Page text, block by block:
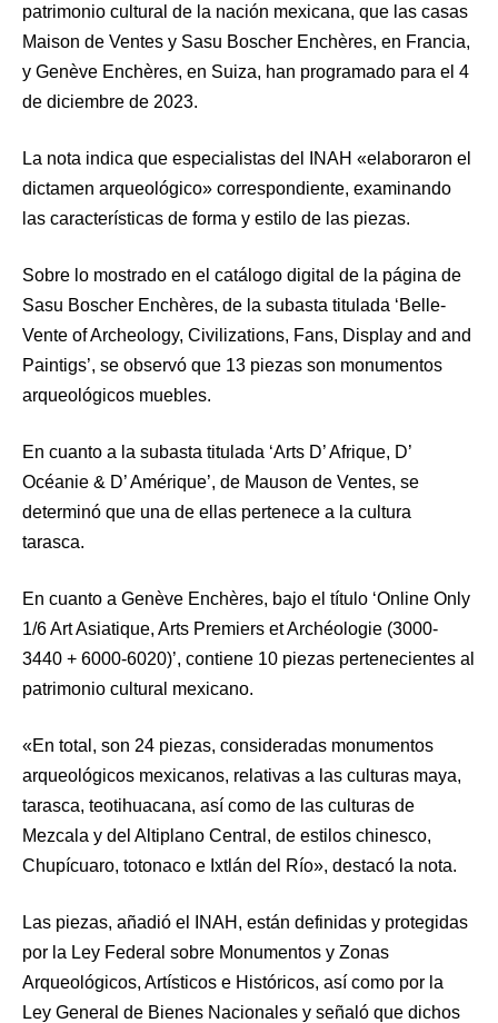
patrimonio cultural de la nación mexicana, que las casas
Maison de Ventes y Sasu Boscher Enchères, en Francia,
y Genève Enchères, en Suiza, han programado para el 4
de diciembre de 2023.
La nota indica que especialistas del INAH «elaboraron el
dictamen arqueológico» correspondiente, examinando
las características de forma y estilo de las piezas.
Sobre lo mostrado en el catálogo digital de la página de
Sasu Boscher Enchères, de la subasta titulada ‘Belle-
Vente of Archeology, Civilizations, Fans, Display and and
Paintigs’, se observó que 13 piezas son monumentos
arqueológicos muebles.
En cuanto a la subasta titulada ‘Arts D’ Afrique, D’
Océanie & D’ Amérique’, de Mauson de Ventes, se
determinó que una de ellas pertenece a la cultura
tarasca.
En cuanto a Genève Enchères, bajo el título ‘Online Only
1/6 Art Asiatique, Arts Premiers et Archéologie (3000-
3440 + 6000-6020)’, contiene 10 piezas pertenecientes al
patrimonio cultural mexicano.
«En total, son 24 piezas, consideradas monumentos
arqueológicos mexicanos, relativas a las culturas maya,
tarasca, teotihuacana, así como de las culturas de
Mezcala y del Altiplano Central, de estilos chinesco,
Chupícuaro, totonaco e Ixtlán del Río», destacó la nota.
Las piezas, añadió el INAH, están definidas y protegidas
por la Ley Federal sobre Monumentos y Zonas
Arqueológicos, Artísticos e Históricos, así como por la
Ley General de Bienes Nacionales y señaló que dichos